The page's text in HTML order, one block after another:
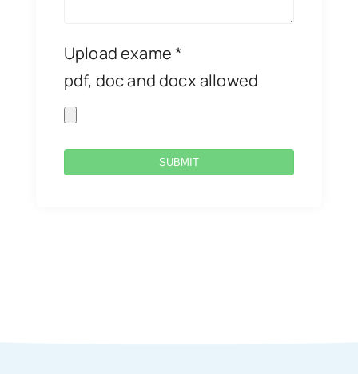
Upload exame *
pdf, doc and docx allowed
SUBMIT